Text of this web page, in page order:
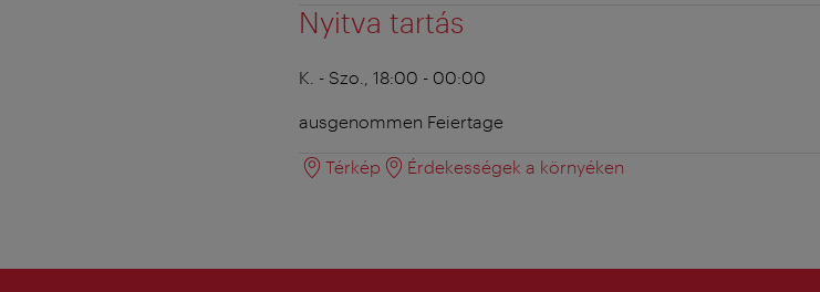
Nyitva tartás
K. - Szo., 18:00 - 00:00
ausgenommen Feiertage
Térkép Érdekességek a környéken